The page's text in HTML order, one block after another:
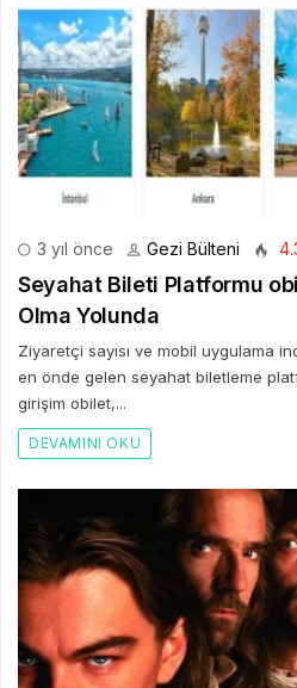
3 yıl önce Gezi Bülteni
Seyahat Bileti Platformu
Olma Yolunda
Ziyaretçi sayısı ve mobil uygulama
en önde gelen seyahat biletleme
girişim obilet,...
DEVAMINI OKU